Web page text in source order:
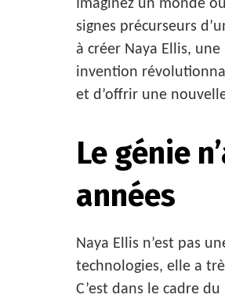
Imaginez un monde
signes précurseurs
à créer Naya Ellis,
invention
et d’offrir une
Le génie
années
Naya Ellis n’est pas
technologies, elle a
C’est dans le cadre